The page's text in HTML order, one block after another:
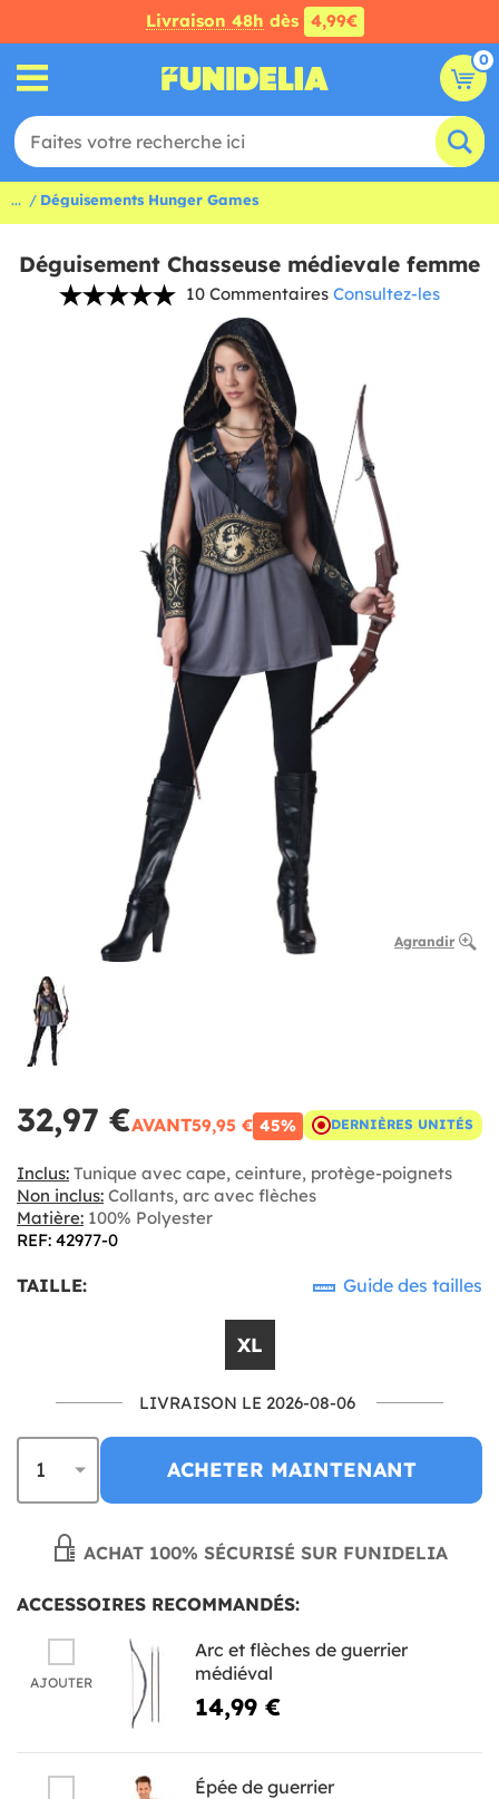
Livraison 48h dès 4,99€
0
... Déguisements Hunger Games
Déguisement Chasseuse médievale femme
10 Commentaires Consultez-les
Agrandir
32,97 €AVANT59,95 € 45% DERNIÈRES UNITÉS
Inclus: Tunique avec cape, ceinture, protège-poignets
Non inclus: Collants, arc avec flèches
Matière: 100% Polyester
REF: 42977-0
TAILLE: Guide des tailles
XL
LIVRAISON LE 2026-08-06
ACHETER MAINTENANT
ACHAT 100% SÉCURISÉ SUR FUNIDELIA
ACCESSOIRES RECOMMANDÉS:
AJOUTER
Arc et flèches de guerrier
médiéval
14,99 €
Épée de guerrier